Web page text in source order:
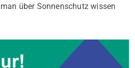
über Sonnenschutz wissen